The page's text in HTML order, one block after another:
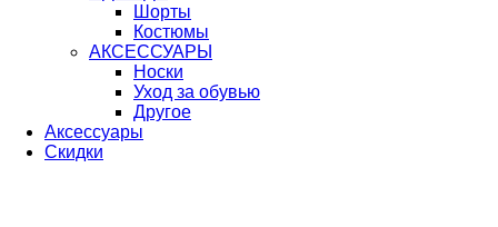
Шорты
Костюмы
АКСЕССУАРЫ
Носки
Уход за обувью
Другое
Аксессуары
Скидки